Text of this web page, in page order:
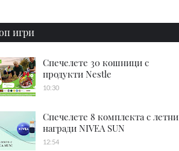
игри
Спечелете 30 кошници с
продукти Nestle
10:30
Спечелете 8 комплекта с летни
награди NIVEA SUN
12:54